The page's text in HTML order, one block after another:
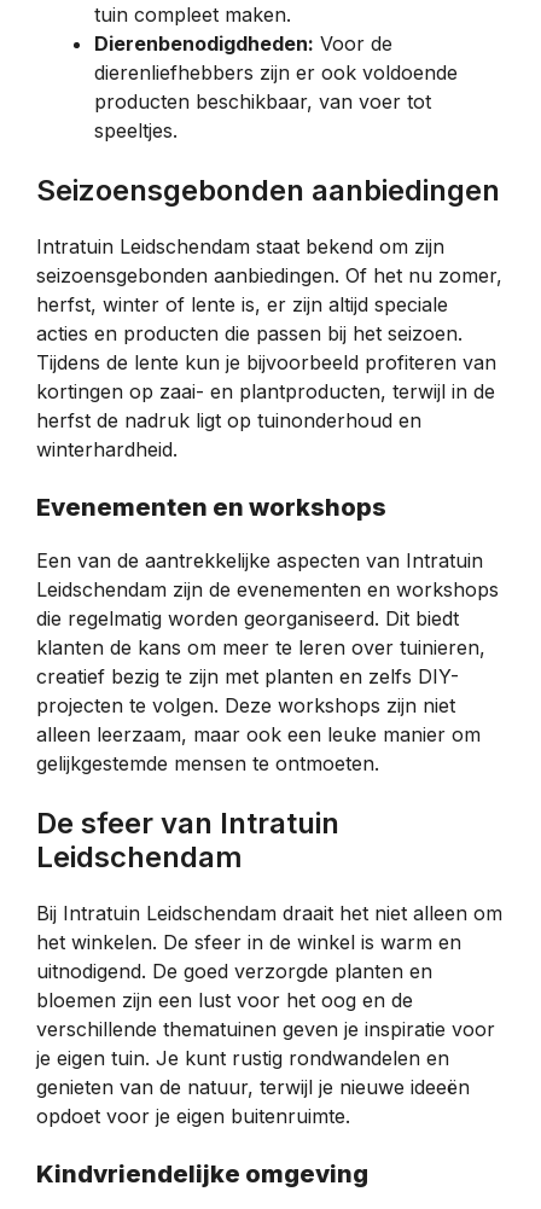
tuin compleet maken.
Dierenbenodigdheden: Voor de
dierenliefhebbers zijn er ook voldoende
producten beschikbaar, van voer tot
speeltjes.
Seizoensgebonden aanbiedingen
Intratuin Leidschendam staat bekend om zijn
seizoensgebonden aanbiedingen. Of het nu zomer,
herfst, winter of lente is, er zijn altijd speciale
acties en producten die passen bij het seizoen.
Tijdens de lente kun je bijvoorbeeld profiteren van
kortingen op zaai- en plantproducten, terwijl in de
herfst de nadruk ligt op tuinonderhoud en
winterhardheid.
Evenementen en workshops
Een van de aantrekkelijke aspecten van Intratuin
Leidschendam zijn de evenementen en workshops
die regelmatig worden georganiseerd. Dit biedt
klanten de kans om meer te leren over tuinieren,
creatief bezig te zijn met planten en zelfs DIY-
projecten te volgen. Deze workshops zijn niet
alleen leerzaam, maar ook een leuke manier om
gelijkgestemde mensen te ontmoeten.
De sfeer van Intratuin
Leidschendam
Bij Intratuin Leidschendam draait het niet alleen om
het winkelen. De sfeer in de winkel is warm en
uitnodigend. De goed verzorgde planten en
bloemen zijn een lust voor het oog en de
verschillende thematuinen geven je inspiratie voor
je eigen tuin. Je kunt rustig rondwandelen en
genieten van de natuur, terwijl je nieuwe ideeën
opdoet voor je eigen buitenruimte.
Kindvriendelijke omgeving